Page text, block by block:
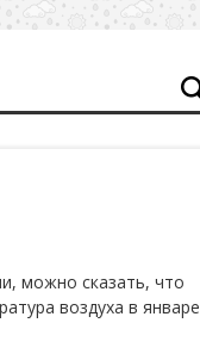
можно сказать, что
воздуха в январе